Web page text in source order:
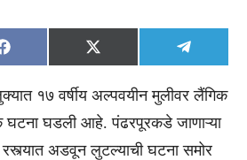
Share
on
Facebook
Share
on
X
(Twitter)
Share
on
१७ वर्षीय अल्पवयीन मुलीवर लैंगिक
घटना घडली आहे. पंढरपूरकडे जाणाऱ्या
रस्त्यात अडवून लुटल्याची घटना समोर